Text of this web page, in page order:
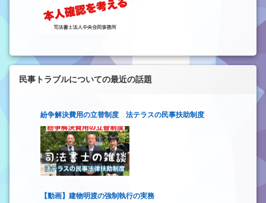
民事トラブルについての最近の話題
紛争解決費用の立替制度 法テラスの民事扶助制度
【動画】建物明渡の強制執行の実務